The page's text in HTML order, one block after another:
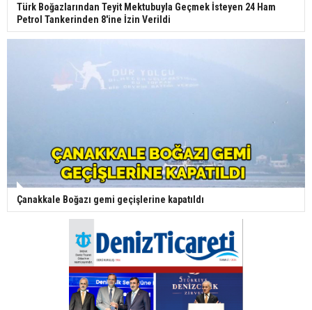
Türk Boğazlarından Teyit Mektubuyla Geçmek İsteyen 24 Ham
Petrol Tankerinden 8'ine İzin Verildi
Çanakkale Boğazı gemi geçişlerine kapatıldı